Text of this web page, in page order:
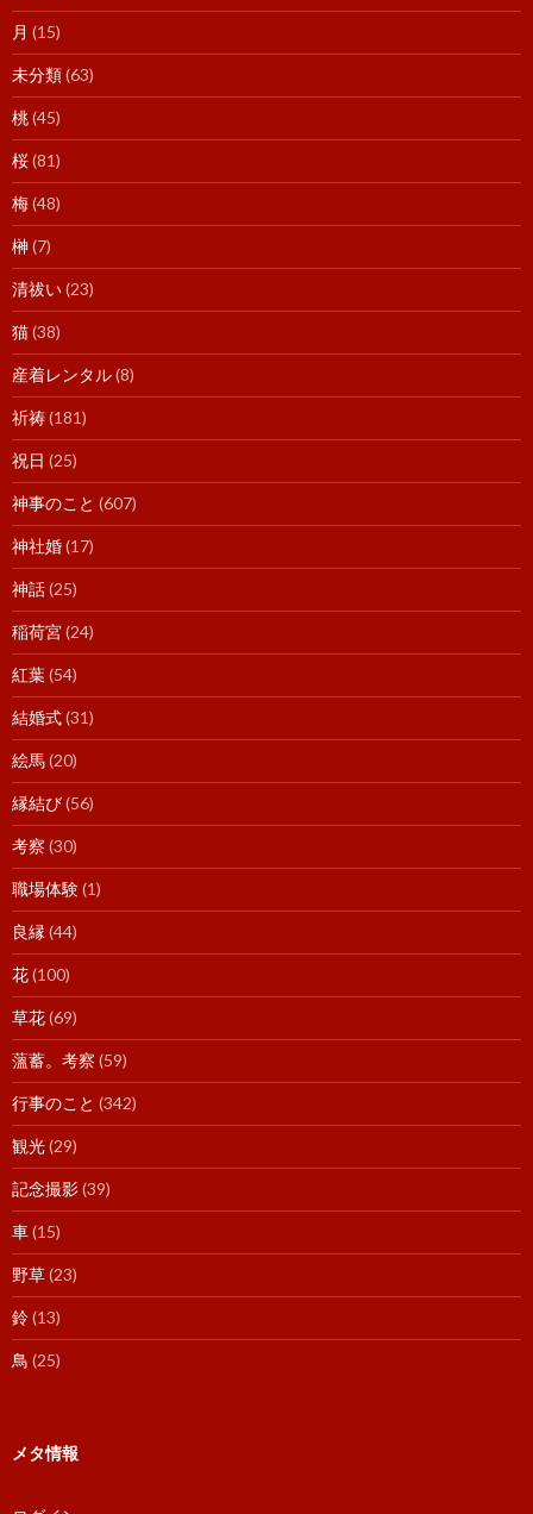
月 (15)
未分類(63)
桃(45)
桜(81)
梅(48)
榊(7)
清祓い(23)
猫(38)
産着レンタル(8)
祈祷(181)
祝日 (25)
神事のこと (607)
神社婚(17)
神話(25)
稲荷宮(24)
紅葉(54)
結婚式(31)
絵馬(20)
縁結び(56)
考察 (30)
職場体験(1)
良縁 (44)
花(100)
草花(69)
薀蓄。考察 (59)
行事のこと (342)
観光(29)
記念撮影(39)
車(15)
野草(23)
鈴(13)
鳥 (25)
メタ情報